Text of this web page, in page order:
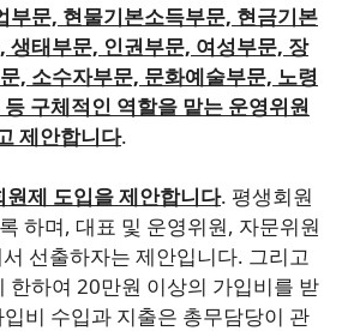
부문, 현물기본소득부문, 현금기본
생태부문, 인권부문, 여성부문, 장
, 소수자부문, 문화예술부문, 노령
구체적인 역할을 맡는 운영위원
제안합니다.
원제 도입을 제안합니다. 평생회원
하며, 대표 및 운영위원, 자문위원
선출하자는 제안입니다. 그리고
한하여 20만원 이상의 가입비를 받
비 수입과 지출은 총무담당이 관